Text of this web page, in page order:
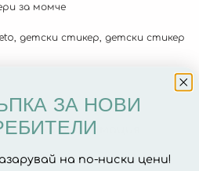
за момче
детски стикер детски стикер
информация
ЗА НОВИ
на по-ниски цени!